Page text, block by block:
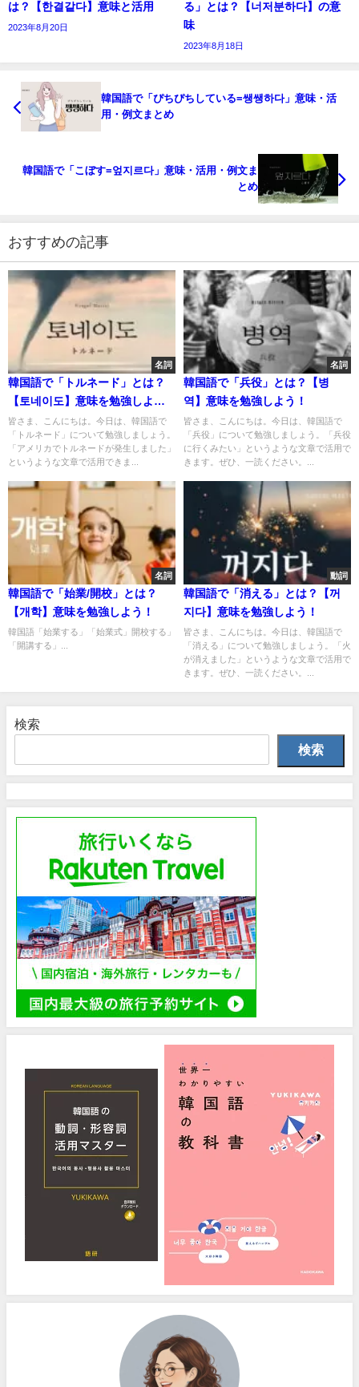
は？【한결같다】意味と活用
2023年8月20日
る」とは？【너저분하다】の意
味
2023年8月18日
韓国語で「ぴちぴちしている=쌩쌩하다」意味・活
用・例文まとめ
韓国語で「こぼす=엎지르다」意味・活用・例文ま
とめ
おすすめの記事
名詞
韓国語で「トルネード」とは？
【토네이도】意味を勉強しよ
う！
皆さま、こんにちは。今日は、韓国語で
「トルネード」について勉強しましょう。
「アメリカでトルネードが発生しました」
というような文章で活用できま...
名詞
韓国語で「兵役」とは？【병
역】意味を勉強しよう！
皆さま、こんにちは。今日は、韓国語で
「兵役」について勉強しましょう。「兵役
に行くみたい」というような文章で活用で
きます。ぜひ、一読ください。...
名詞
韓国語で「始業/開校」とは？
【개학】意味を勉強しよう！
韓国語「始業する」「始業式」開校する」
「開講する」...
動詞
韓国語で「消える」とは？【꺼
지다】意味を勉強しよう！
皆さま、こんにちは。今日は、韓国語で
「消える」について勉強しましょう。「火
が消えました」というような文章で活用で
きます。ぜひ、一読ください。...
検索
検索